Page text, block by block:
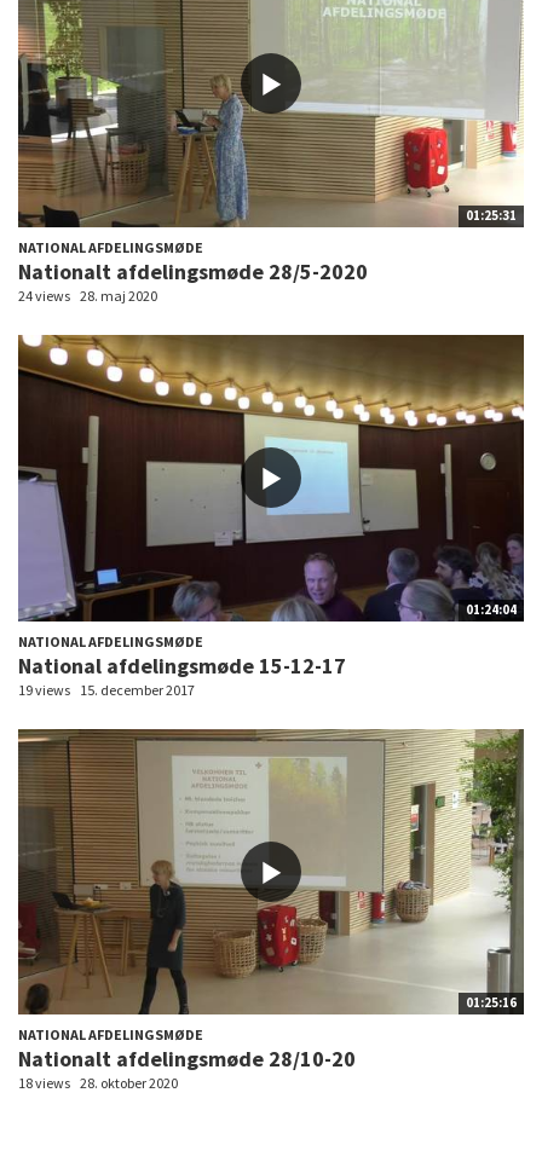
01:25:31
NATIONAL AFDELINGSMØDE
Nationalt afdelingsmøde 28/5-2020
24 views 28. maj 2020
01:24:04
NATIONAL AFDELINGSMØDE
National afdelingsmøde 15-12-17
19 views 15. december 2017
01:25:16
NATIONAL AFDELINGSMØDE
Nationalt afdelingsmøde 28/10-20
18 views 28. oktober 2020